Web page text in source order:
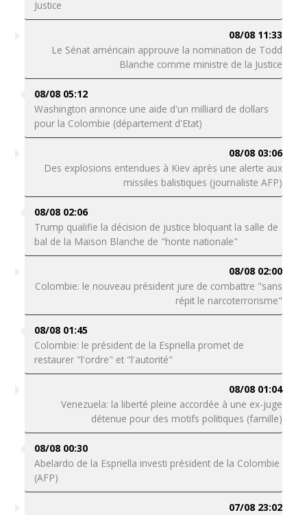
Justice
08/08 11:33
Le Sénat américain approuve la nomination de Todd
Blanche comme ministre de la Justice
08/08 05:12
Washington annonce une aide d'un milliard de dollars
pour la Colombie (département d'Etat)
08/08 03:06
Des explosions entendues à Kiev après une alerte aux
missiles balistiques (journaliste AFP)
08/08 02:06
Trump qualifie la décision de justice bloquant la salle de
bal de la Maison Blanche de "honte nationale"
08/08 02:00
Colombie: le nouveau président jure de combattre "sans
répit le narcoterrorisme"
08/08 01:45
Colombie: le président de la Espriella promet de
restaurer "l'ordre" et "l'autorité"
08/08 01:04
Venezuela: la liberté pleine accordée à une ex-juge
détenue pour des motifs politiques (famille)
08/08 00:30
Abelardo de la Espriella investi président de la Colombie
(AFP)
07/08 23:02